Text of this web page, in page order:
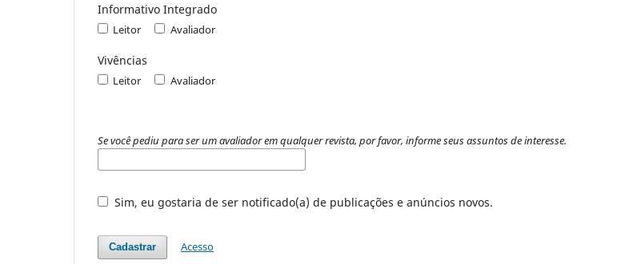
Informativo Integrado
Leitor Avaliador
Vivências
Leitor Avaliador
Se você pediu para ser um avaliador em qualquer revista, por favor, informe seus assuntos de interesse.
Sim, eu gostaria de ser notificado(a) de publicações e anúncios novos.
Cadastrar Acesso